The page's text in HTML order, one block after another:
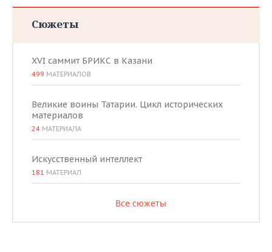
Сюжеты
XVI саммит БРИКС в Казани
499 МАТЕРИАЛОВ
Великие воины Татарии. Цикл исторических
материалов
24 МАТЕРИАЛА
Искусственный интеллект
181 МАТЕРИАЛ
Все сюжеты